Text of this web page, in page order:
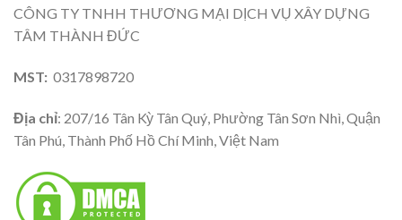
CÔNG TY TNHH THƯƠNG MẠI DỊCH VỤ XÂY DỰNG
TÂM THÀNH ĐỨC
MST: 0317898720
Địa chỉ: 207/16 Tân Kỳ Tân Quý, Phường Tân Sơn Nhì, Quận
Tân Phú, Thành Phố Hồ Chí Minh, Việt Nam